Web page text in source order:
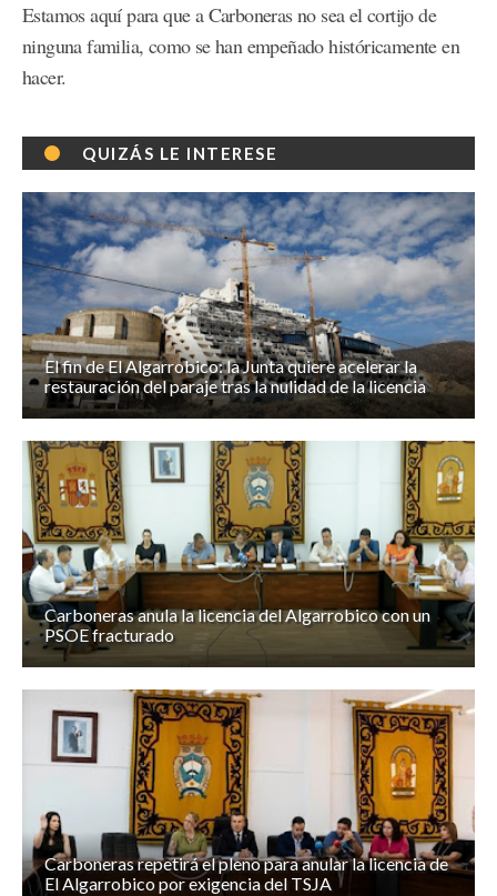
Estamos aquí para que a Carboneras no sea el cortijo de
ninguna familia, como se han empeñado históricamente en
hacer.
QUIZÁS LE INTERESE
El fin de El Algarrobico: la Junta quiere acelerar la
restauración del paraje tras la nulidad de la licencia
Carboneras anula la licencia del Algarrobico con un
PSOE fracturado
Carboneras repetirá el pleno para anular la licencia de
El Algarrobico por exigencia del TSJA